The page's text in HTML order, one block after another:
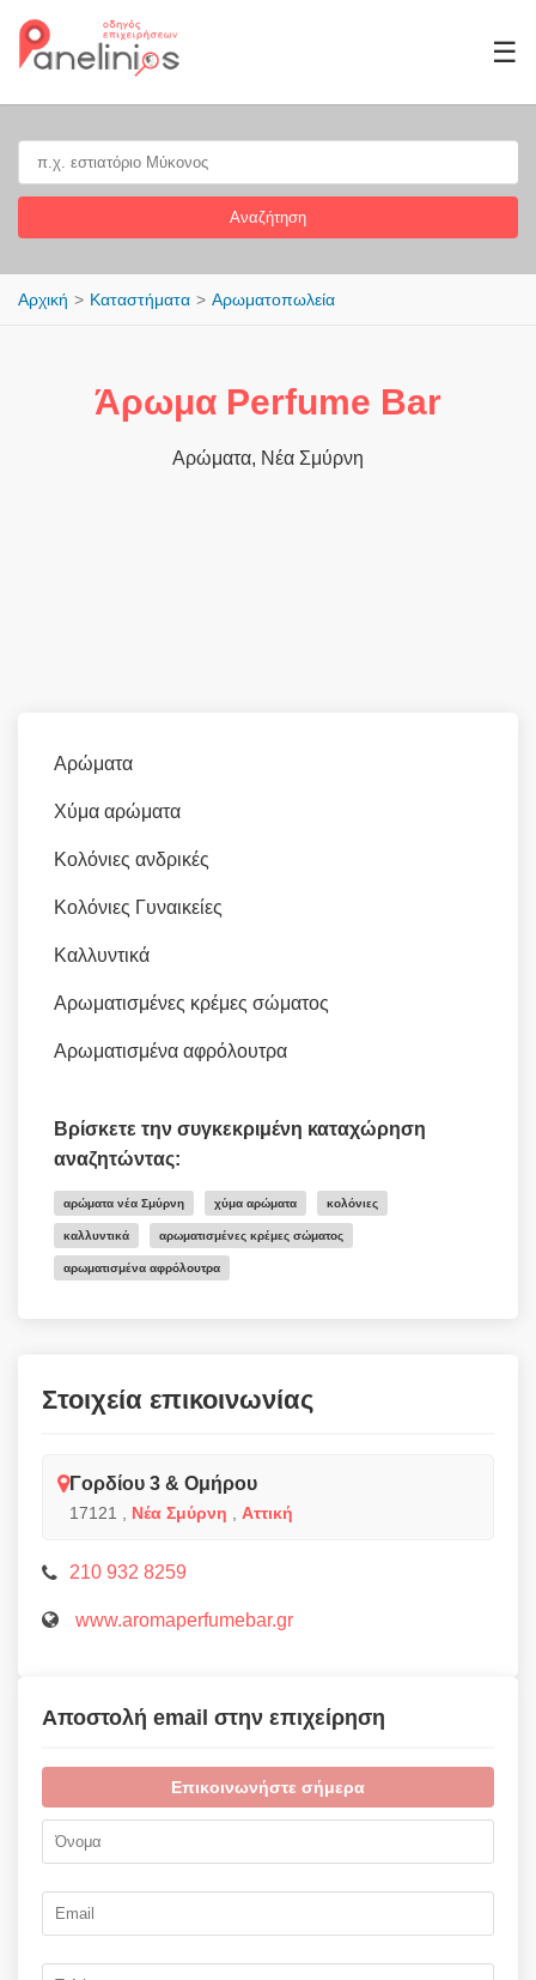
☰
Αναζήτηση
Αρχική Καταστήματα Αρωματοπωλεία
Άρωμα Perfume Bar
Αρώματα, Νέα Σμύρνη
Αρώματα
Χύμα αρώματα
Κολόνιες ανδρικές
Κολόνιες Γυναικείες
Καλλυντικά
Αρωματισμένες κρέμες σώματος
Αρωματισμένα αφρόλουτρα
Βρίσκετε την συγκεκριμένη καταχώρηση
αναζητώντας:
αρώματα νέα Σμύρνη χύμα αρώματα κολόνιες
καλλυντικά αρωματισμένες κρέμες σώματος
αρωματισμένα αφρόλουτρα
Στοιχεία επικοινωνίας
Γορδίου 3 & Ομήρου
17121 Νέα Σμύρνη Αττική
210 932 8259
www.aromaperfumebar.gr
Αποστολή email στην επιχείρηση
Επικοινωνήστε σήμερα